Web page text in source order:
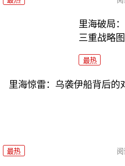
里海破局
三重战略
最热
里海惊雷：乌袭伊船背后的
最热